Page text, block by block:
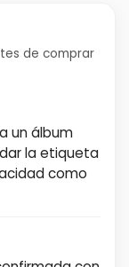
de comprar
un álbum
la etiqueta
como